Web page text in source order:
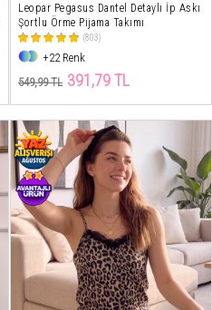
Leopar Pegasus Dantel Detaylı İp Askı
Şortlu Örme Pijama Takımı
(803)
+22 Renk
549,99 TL 391,79 TL